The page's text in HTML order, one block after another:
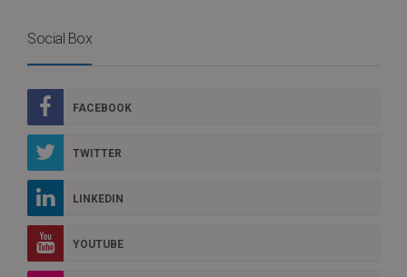
Social Box
FACEBOOK
TWITTER
LINKEDIN
YOUTUBE